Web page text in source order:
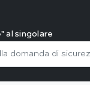
al singolare